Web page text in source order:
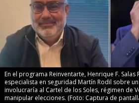
En el programa Reinventarte, Henrique F. Salas
especialista en seguridad Martín Rodil sobre
involucraría al Cartel de los Soles, régimen de
manipular elecciones. (Foto: Captura de